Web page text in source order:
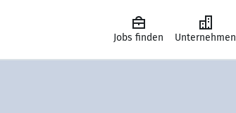
Jobs finden Unternehmen